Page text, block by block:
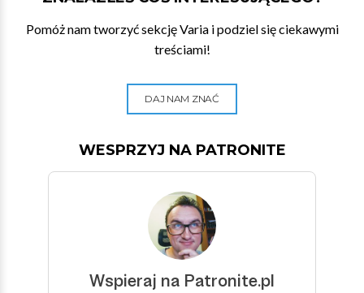
Pomóż nam tworzyć sekcję Varia i podziel się ciekawymi
treściami!
DAJ NAM ZNAĆ
WESPRZYJ NA PATRONITE